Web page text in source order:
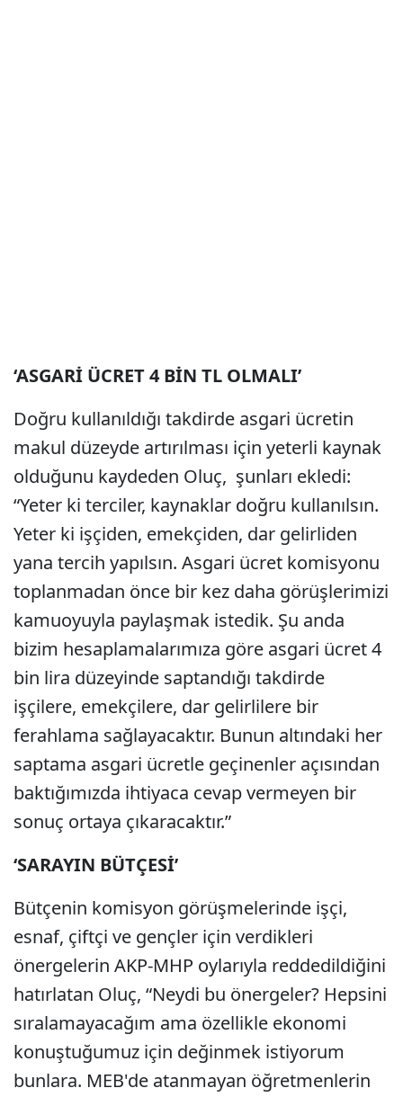
‘ASGARİ ÜCRET 4 BİN TL OLMALI’
Doğru kullanıldığı takdirde asgari ücretin
makul düzeyde artırılması için yeterli kaynak
olduğunu kaydeden Oluç, şunları ekledi:
“Yeter ki terciler, kaynaklar doğru kullanılsın.
Yeter ki işçiden, emekçiden, dar gelirliden
yana tercih yapılsın. Asgari ücret komisyonu
toplanmadan önce bir kez daha görüşlerimizi
kamuoyuyla paylaşmak istedik. Şu anda
bizim hesaplamalarımıza göre asgari ücret 4
bin lira düzeyinde saptandığı takdirde
işçilere, emekçilere, dar gelirlilere bir
ferahlama sağlayacaktır. Bunun altındaki her
saptama asgari ücretle geçinenler açısından
baktığımızda ihtiyaca cevap vermeyen bir
sonuç ortaya çıkaracaktır.”
‘SARAYIN BÜTÇESİ’
Bütçenin komisyon görüşmelerinde işçi,
esnaf, çiftçi ve gençler için verdikleri
önergelerin AKP-MHP oylarıyla reddedildiğini
hatırlatan Oluç, “Neydi bu önergeler? Hepsini
sıralamayacağım ama özellikle ekonomi
konuştuğumuz için değinmek istiyorum
bunlara. MEB'de atanmayan öğretmenlerin